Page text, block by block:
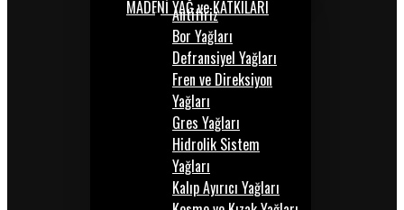
MADENİ YAĞ ve KATKILARI
Antifiriz
Bor Yağları
Defransiyel Yağları
Fren ve Direksiyon
Yağları
Gres Yağları
Hidrolik Sistem
Yağları
Kalıp Ayırıcı Yağları